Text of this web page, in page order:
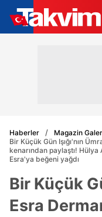
Haberler
Magazin
Bir Küçük Gün Işığı'nın
kenarından paylaştı! Hülya
Esra'ya beğeni yağdı
Bir Küçük
Esra